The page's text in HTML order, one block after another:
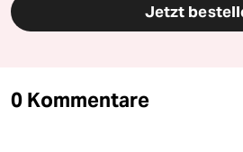
Jetzt
0 Kommentare